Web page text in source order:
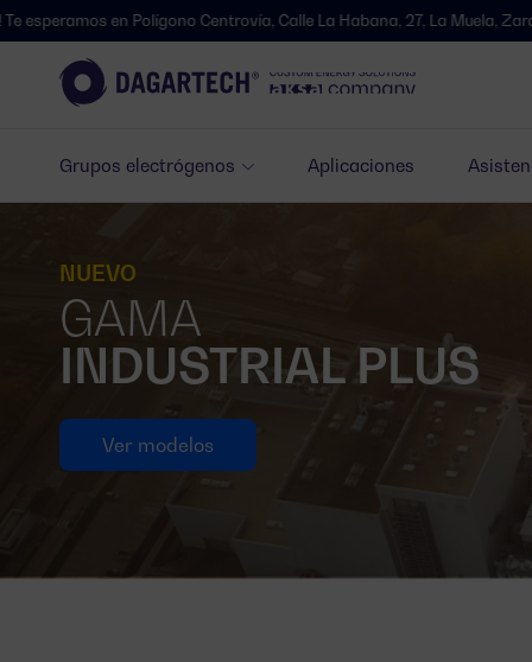
Grupos electrógenos Aplicaciones
en Polígono Centrovía, Calle La Habana, 27, La Muela, Zaragoza.
NUEVO
GAMA
INDUSTRIAL PLUS
Ver modelos